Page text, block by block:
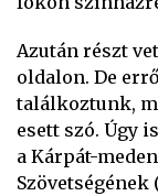
Azután részt
oldalon. De
találkoztunk,
esett szó. Úgy
a Kárpát-
Szövetségének